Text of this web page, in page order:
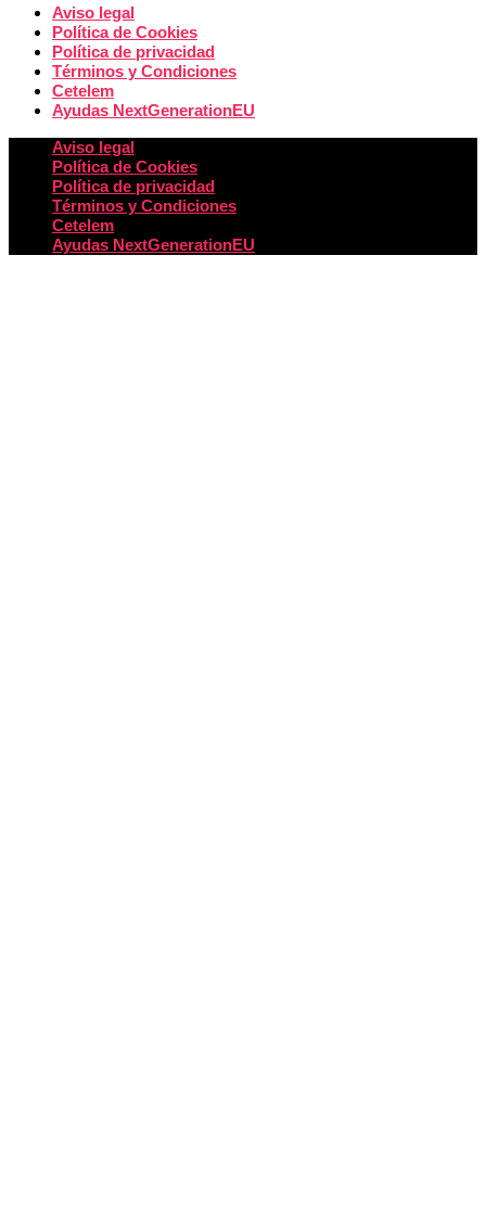
Aviso legal
Política de Cookies
Política de privacidad
Términos y Condiciones
Cetelem
Ayudas NextGenerationEU
Aviso legal
Política de Cookies
Política de privacidad
Términos y Condiciones
Cetelem
Ayudas NextGenerationEU